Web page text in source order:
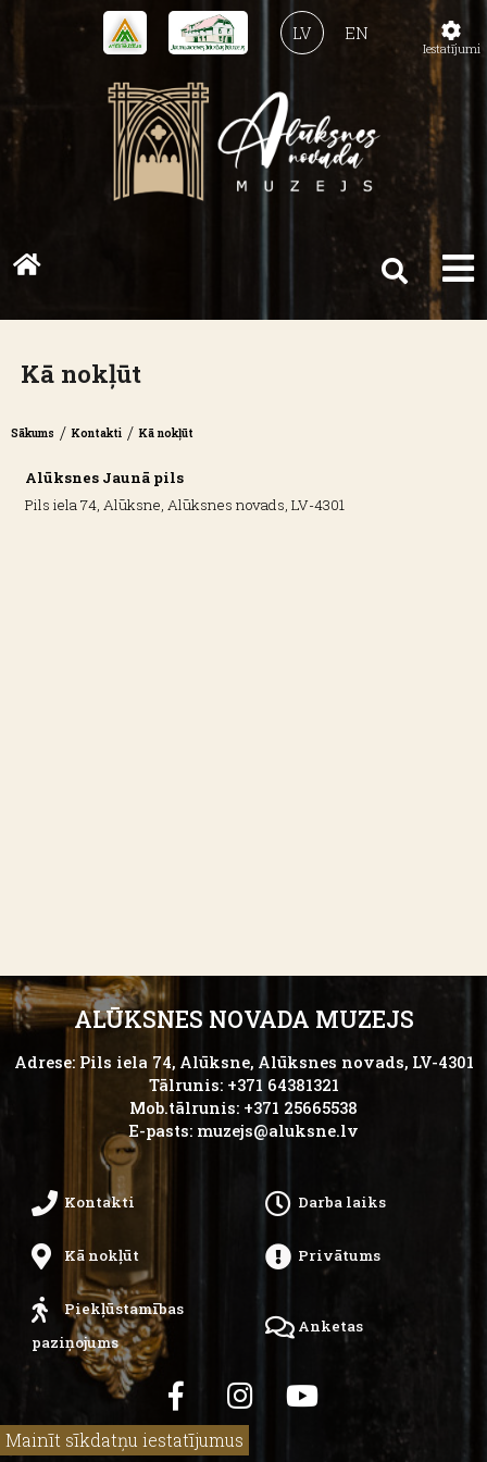
EN
LV
Kā nokļūt
Sākums / Kontakti / Kā nokļūt
Alūksnes Jaunā pils
Pils iela 74, Alūksne, Alūksnes novads, LV-4301
ALŪKSNES NOVADA MUZEJS
Adrese: Pils iela 74, Alūksne, Alūksnes novads, LV-4301
Tālrunis: +371 64381321
Mob.tālrunis: +371 25665538
E-pasts: muzejs@aluksne.lv
Kontakti Darba laiks
Kā nokļūt Privātums
Piekļūstamības
paziņojums
Anketas
Mainīt sīkdatņu iestatījumus
Iestatījumi